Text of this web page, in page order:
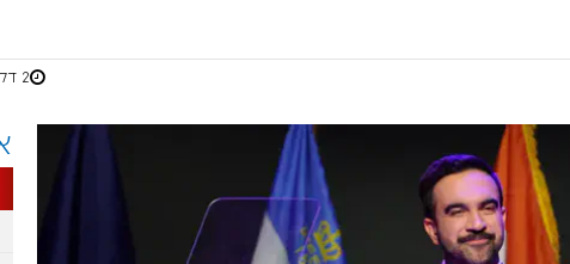
2 דקות